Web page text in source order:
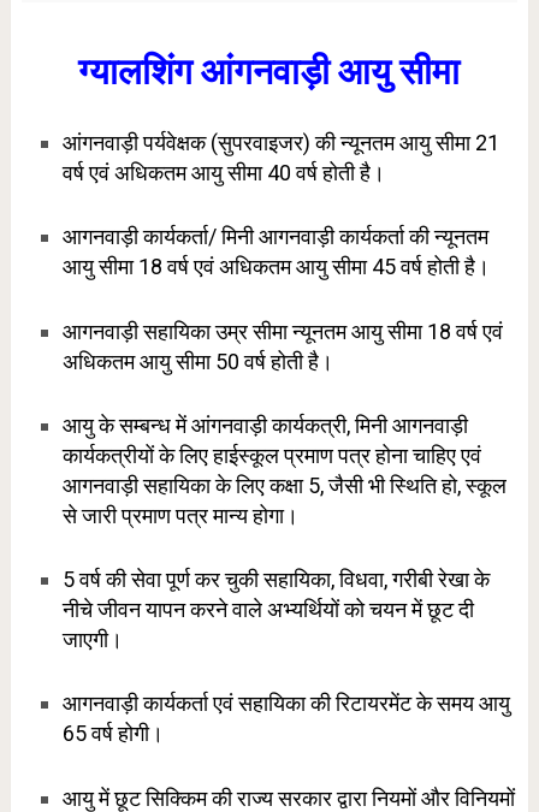
ग्यालशिंग आंगनवाड़ी आयु सीमा
आंगनवाड़ी पर्यवेक्षक (सुपरवाइजर) की न्यूनतम आयु सीमा 21
वर्ष एवं अधिकतम आयु सीमा 40 वर्ष होती है।
आगनवाड़ी कार्यकर्ता/ मिनी आगनवाड़ी कार्यकर्ता की न्यूनतम
आयु सीमा 18 वर्ष एवं अधिकतम आयु सीमा 45 वर्ष होती है।
आगनवाड़ी सहायिका उम्र सीमा न्यूनतम आयु सीमा 18 वर्ष एवं
अधिकतम आयु सीमा 50 वर्ष होती है।
आयु के सम्बन्ध में आंगनवाड़ी कार्यकत्री, मिनी आगनवाड़ी
कार्यकत्रीयों के लिए हाईस्कूल प्रमाण पत्र होना चाहिए एवं
आगनवाड़ी सहायिका के लिए कक्षा 5, जैसी भी स्थिति हो, स्कूल
से जारी प्रमाण पत्र मान्य होगा।
5 वर्ष की सेवा पूर्ण कर चुकी सहायिका, विधवा, गरीबी रेखा के
नीचे जीवन यापन करने वाले अभ्यर्थियों को चयन में छूट दी
जाएगी।
आगनवाड़ी कार्यकर्ता एवं सहायिका की रिटायरमेंट के समय आयु
65 वर्ष होगी।
आयु में छूट सिक्किम की राज्य सरकार द्वारा नियमों और विनियमों